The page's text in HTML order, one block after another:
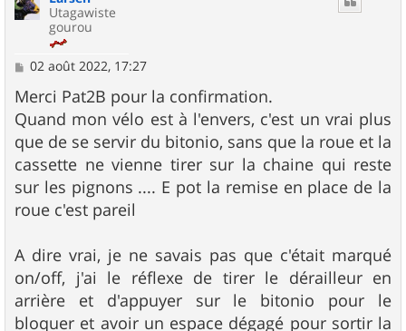
Utagawiste
gourou
M
s
s
a
g
e
02 août 2022, 17:27
Merci Pat2B pour la confirmation.
Quand mon vélo est à l'envers, c'est un vrai plus
que de se servir du bitonio, sans que la roue et la
cassette ne vienne tirer sur la chaine qui reste
sur les pignons .... E pot la remise en place de la
roue c'est pareil
A dire vrai, je ne savais pas que c'était marqué
on/off, j'ai le réflexe de tirer le dérailleur en
arrière et d'appuyer sur le bitonio pour le
bloquer et avoir un espace dégagé pour sortir la